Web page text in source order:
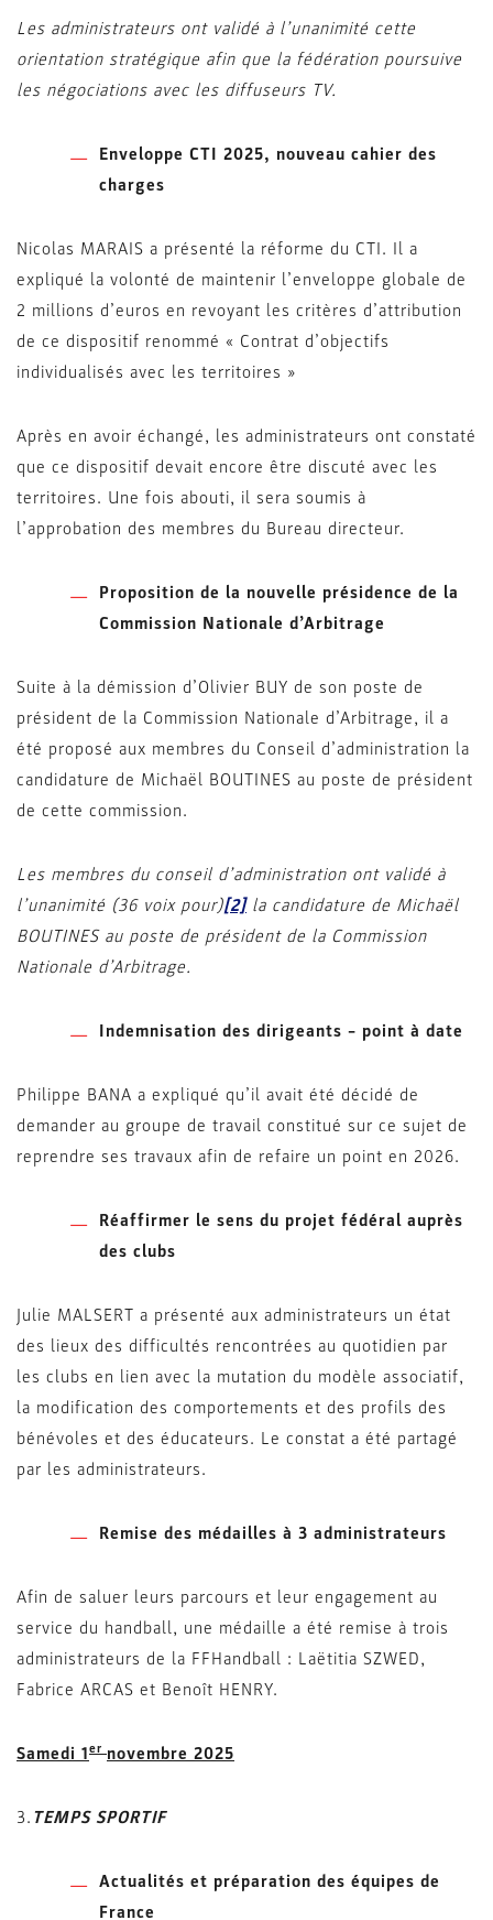
Les administrateurs ont validé à l’unanimité cette
orientation stratégique afin que la fédération poursuive
les négociations avec les diffuseurs TV.
Enveloppe CTI 2025, nouveau cahier des
charges
Nicolas MARAIS a présenté la réforme du CTI. Il a
expliqué la volonté de maintenir l’enveloppe globale de
2 millions d’euros en revoyant les critères d’attribution
de ce dispositif renommé « Contrat d’objectifs
individualisés avec les territoires »
Après en avoir échangé, les administrateurs ont constaté
que ce dispositif devait encore être discuté avec les
territoires. Une fois abouti, il sera soumis à
l’approbation des membres du Bureau directeur.
Proposition de la nouvelle présidence de la
Commission Nationale d’Arbitrage
Suite à la démission d’Olivier BUY de son poste de
président de la Commission Nationale d’Arbitrage, il a
été proposé aux membres du Conseil d’administration la
candidature de Michaël BOUTINES au poste de président
de cette commission.
Les membres du conseil d’administration ont validé à
l’unanimité (36 voix pour)[2]la candidature de Michaël
BOUTINES au poste de président de la Commission
Nationale d’Arbitrage.
Indemnisation des dirigeants – point à date
Philippe BANA a expliqué qu’il avait été décidé de
demander au groupe de travail constitué sur ce sujet de
reprendre ses travaux afin de refaire un point en 2026.
Réaffirmer le sens du projet fédéral auprès
des clubs
Julie MALSERT a présenté aux administrateurs un état
des lieux des difficultés rencontrées au quotidien par
les clubs en lien avec la mutation du modèle associatif,
la modification des comportements et des profils des
bénévoles et des éducateurs. Le constat a été partagé
par les administrateurs.
Remise des médailles à 3 administrateurs
Afin de saluer leurs parcours et leur engagement au
service du handball, une médaille a été remise à trois
administrateurs de la FFHandball : Laëtitia SZWED,
Fabrice ARCAS et Benoît HENRY.
Samedi 1er novembre 2025
3. TEMPS SPORTIF
Actualités et préparation des équipes de
France